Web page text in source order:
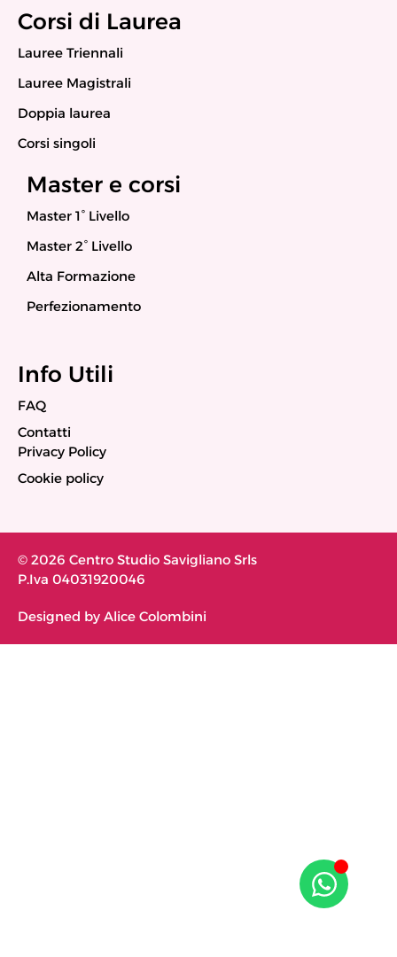
Corsi di Laurea
Lauree Triennali
Lauree Magistrali
Doppia laurea
Corsi singoli
Master e corsi
Master 1° Livello
Master 2° Livello
Alta Formazione
Perfezionamento
Info Utili
FAQ
Contatti
Privacy Policy
Cookie policy
© 2026 Centro Studio Savigliano Srls
P.Iva 04031920046
Designed by Alice Colombini